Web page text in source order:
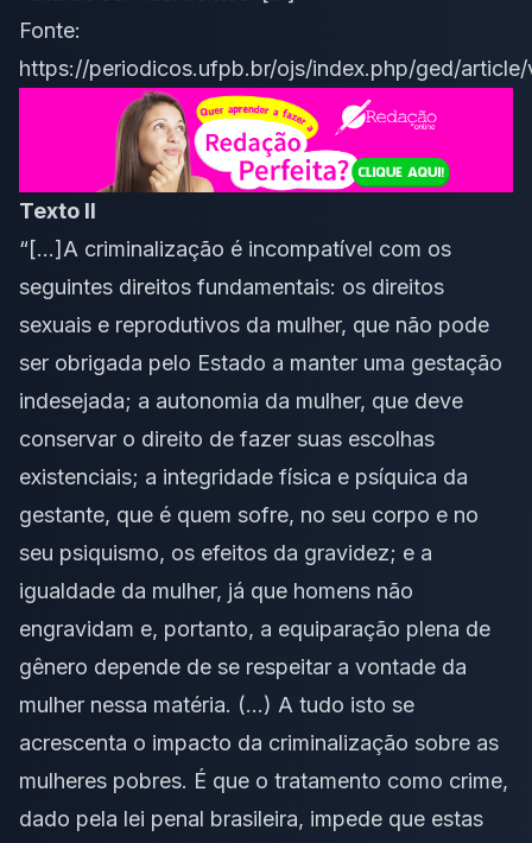
Fonte:
https://periodicos.ufpb.br/ojs/index.php/ged/
Texto II
“[…]A criminalização é incompatível com os
seguintes direitos fundamentais: os direitos
sexuais e reprodutivos da mulher, que não pode
ser obrigada pelo Estado a manter uma gestação
indesejada; a autonomia da mulher, que deve
conservar o direito de fazer suas escolhas
existenciais; a integridade física e psíquica da
gestante, que é quem sofre, no seu corpo e no
seu psiquismo, os efeitos da gravidez; e a
igualdade da mulher, já que homens não
engravidam e, portanto, a equiparação plena de
gênero depende de se respeitar a vontade da
mulher nessa matéria. (…) A tudo isto se
acrescenta o impacto da criminalização sobre as
mulheres pobres. É que o tratamento como crime,
dado pela lei penal brasileira, impede que estas